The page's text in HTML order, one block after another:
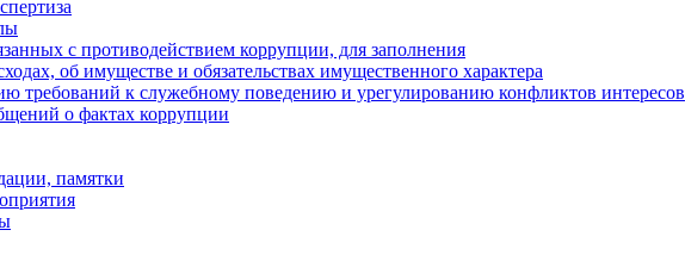
с противодействием коррупции, для заполнения
об имуществе и обязательствах имущественного характера
требований к служебному поведению и урегулированию конфликтов интересов
о фактах коррупции
памятки